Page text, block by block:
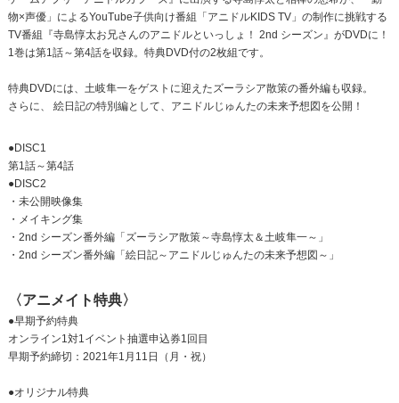
物×声優」によるYouTube子供向け番組「アニドルKIDS TV」の制作に挑戦する
TV番組『寺島惇太お兄さんのアニドルといっしょ！ 2nd シーズン』がDVDに！
1巻は第1話～第4話を収録。特典DVD付の2枚組です。
特典DVDには、土岐隼一をゲストに迎えたズーラシア散策の番外編も収録。
さらに、 絵日記の特別編として、アニドルじゅんたの未来予想図を公開！
●DISC1
第1話～第4話
●DISC2
・未公開映像集
・メイキング集
・2nd シーズン番外編「ズーラシア散策～寺島惇太＆土岐隼一～」
・2nd シーズン番外編「絵日記～アニドルじゅんたの未来予想図～」
〈アニメイト特典〉
●早期予約特典
オンライン1対1イベント抽選申込券1回目
早期予約締切：2021年1月11日（月・祝）
●オリジナル特典